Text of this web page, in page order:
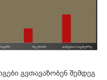
გვთავაზობენ შემდეგ